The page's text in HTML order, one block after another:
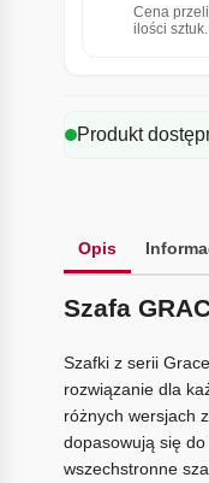
Cena
ilości sztuk.
Produkt
Opis
Szafa
Szafki z serii
rozwiązanie dla
różnych wersjach
dopasowują się
wszechstronne